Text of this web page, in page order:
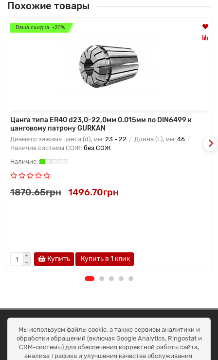
Похожие товары
Ваша скидка: -20%
Цанга типа ER40 d23,0-22,0мм 0.015мм по DIN6499 к
цанговому патрону GURKAN
Диаметр зажима цанги (d), мм: 23 - 22 Длина (L), мм: 46
Наличие системы СОЖ: без СОЖ
1870.65грн 1496.70грн
Купить Купить в 1 клик
ОКЕАН ТРЕЙД
Договір публичної оферти
Доставка та оплата
Наші контакти
Мы используем файлы cookie, а также сервисы аналитики и
обработки обращений (включая Google Analytics, Ringostat и
CRM-системы) для обеспечения корректной работы сайта,
анализа трафика и улучшения качества обслуживания.